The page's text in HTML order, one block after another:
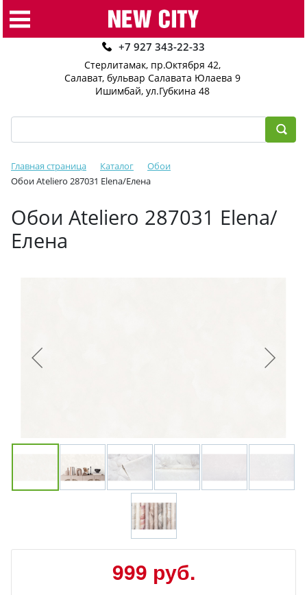
+7 927 343-22-33
Стерлитамак, пр.Октября 42,
Салават, бульвар Салавата Юлаева 9
Ишимбай, ул.Губкина 48
Главная страница Каталог
Обои
Обои Ateliero 287031 Elena/Елена
Обои Ateliero 287031 Elena/
Елена
999 руб.